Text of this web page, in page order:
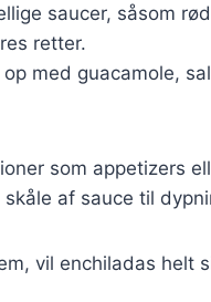
saucer, såsom
retter.
med guacamole,
som appetizers
af sauce til
vil enchiladas helt